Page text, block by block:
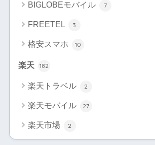
BIGLOBEモバイル 7
FREETEL 3
格安スマホ 10
楽天 182
楽天トラベル 2
楽天モバイル 27
楽天市場 2